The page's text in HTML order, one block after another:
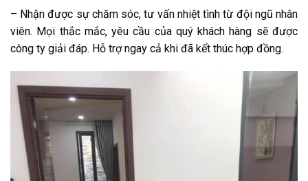
– Nhận được sự chăm sóc, tư vấn nhiệt tình từ đội ngũ nhân
viên. Mọi thắc mắc, yêu cầu của quý khách hàng sẽ được
công ty giải đáp. Hỗ trợ ngay cả khi đã kết thúc hợp đồng.